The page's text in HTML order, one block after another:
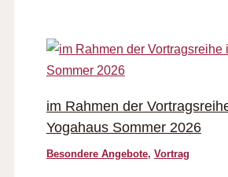
im Rahmen der
Yogahaus Sommer 2026
Besondere Angebote, Vortrag